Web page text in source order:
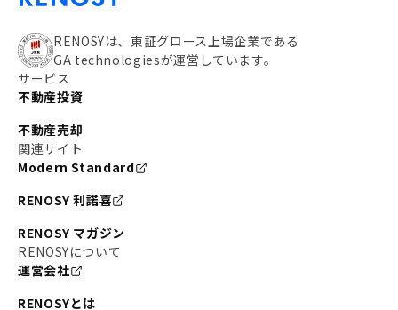
RENOSYは、東証グロース上場企業である
GA technologiesが運営しています。
サービス
不動産投資
不動産売却
関連サイト
Modern Standard
RENOSY 利諾喜
RENOSY マガジン
RENOSYについて
運営会社
RENOSYとは